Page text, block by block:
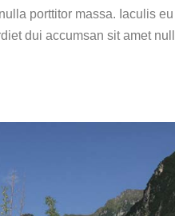
porttitor massa. Iaculis
dui accumsan sit amet